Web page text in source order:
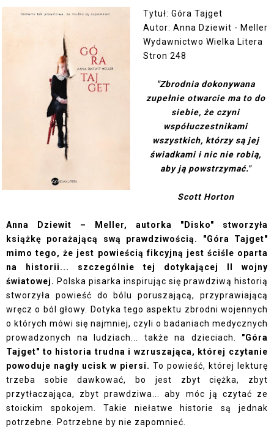
Tytuł: Góra Tajget
Autor: Anna Dziewit - Meller
Wydawnictwo Wielka Litera
Stron 248
"Zbrodnia dokonywana
zupełnie otwarcie ma to do
siebie, że czyni
współuczestnikami
wszystkich, którzy są jej
świadkami i nic nie robią,
aby ją powstrzymać."
Scott Horton
Anna Dziewit – Meller, autorka "Disko" stworzyła
książkę porażającą swą prawdziwością.
"Góra Tajget"
mimo tego, że jest powieścią fikcyjną jest ściśle oparta
na historii... szczególnie tej dotykającej II wojny
światowej. Polska pisarka inspirując się prawdziwą historią
stworzyła powieść do bólu poruszającą, przyprawiającą
wręcz o ból głowy. Dotyka tego aspektu zbrodni wojennych
o których mówi się najmniej, czyli o badaniach medycznych
prowadzonych na ludziach... także na dzieciach. "Góra
Tajget" to historia trudna i wzruszająca, której czytanie
powoduje nagły ucisk w piersi. To powieść, której lekturę
trzeba sobie dawkować, bo jest zbyt ciężka, zbyt
przytłaczająca, zbyt prawdziwa... aby móc ją czytać ze
stoickim spokojem. Takie niełatwe historie są jednak
potrzebne. Potrzebne by nie zapomnieć.